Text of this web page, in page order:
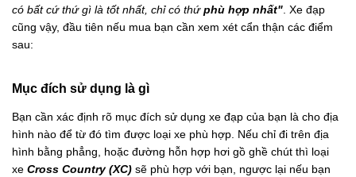
có bất cứ thứ gì là tốt nhất, chỉ có thứphù hợp nhất". Xe đạp
cũng vậy, đầu tiên nếu mua bạn cần xem xét cẩn thận các điểm
sau:
Mục đích sử dụng là gì
Bạn cần xác định rõ mục đích sử dụng xe đạp của bạn là cho địa
hình nào để từ đó tìm được loại xe phù hợp. Nếu chỉ đi trên địa
hình bằng phẳng, hoặc đường hỗn hợp hơi gồ ghề chút thì loại
xe Cross Country (XC) sẽ phù hợp với bạn, ngược lại nếu bạn